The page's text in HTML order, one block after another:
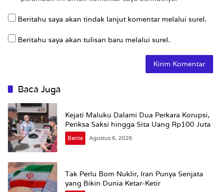
Beritahu saya akan tindak lanjut komentar melalui surel.
Beritahu saya akan tulisan baru melalui surel.
Baca Juga
Kejati Maluku Dalami Dua Perkara Korupsi,
Periksa Saksi hingga Sita Uang Rp100 Juta
Berita Agustus 6, 2026
Tak Perlu Bom Nuklir, Iran Punya Senjata
yang Bikin Dunia Ketar-Ketir